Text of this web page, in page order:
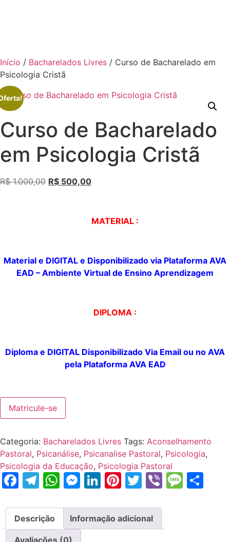
Início / Bacharelados Livres / Curso de Bacharelado em
Psicologia Cristã
Curso de Bacharelado
em Psicologia Cristã
R$1.000,00 R$ 500,00
MATERIAL :
Material e DIGITAL e Disponibilizado via Plataforma AVA
EAD – Ambiente Virtual de Ensino Aprendizagem
DIPLOMA :
Diploma e DIGITAL Disponibilizado Via Email ou no AVA
pela PlataformaAVA EAD
Matricule-se
Categoria: Bacharelados Livres Tags: Aconselhamento
Pastoral, Psicanálise, Psicanalise Pastoral, Psicologia,
Psicologia da Educação, Psicologia Pastoral
Facebook
Telegram
WhatsApp
Messenger
LinkedIn
Pinterest
Twitter
Viber
Descrição Informação adicional